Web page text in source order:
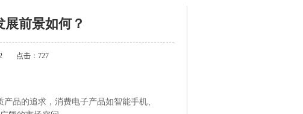
前景如何？
点击：727
品的追求，消费电子产品如智能手机、